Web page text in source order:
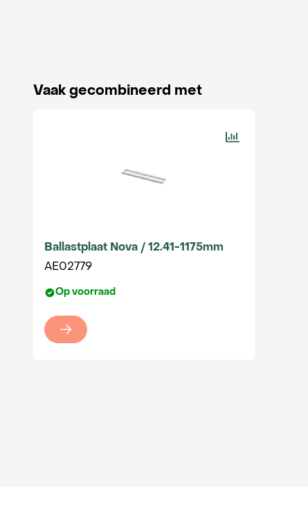
Vaak gecombineerd met
Ballastplaat Nova / 12.41-1175mm
AE02779
Op voorraad